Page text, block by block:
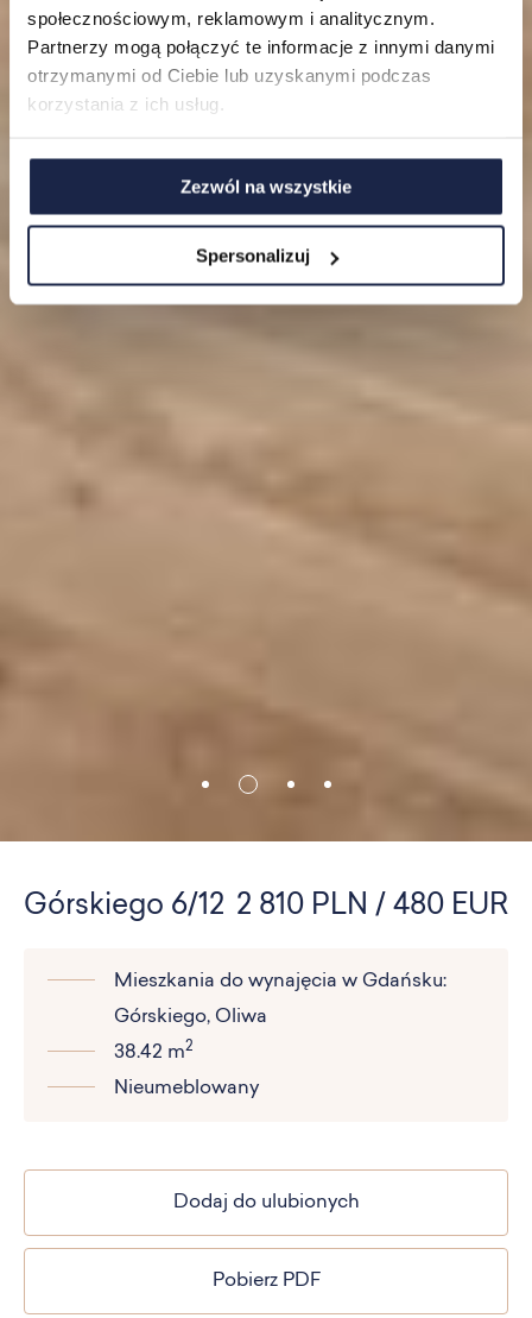
społecznościowym, reklamowym i analitycznym.
Partnerzy mogą połączyć te informacje z innymi danymi
otrzymanymi od Ciebie lub uzyskanymi podczas
korzystania z ich usług.
Zezwól na wszystkie
Spersonalizuj
O nas
FAQ
Górskiego 6/12 2 810 PLN / 480 EUR
Mieszkania do wynajęcia w Gdańsku:
Górskiego, Oliwa
38.42 m2
Nieumeblowany
Dodaj do ulubionych
Pobierz PDF